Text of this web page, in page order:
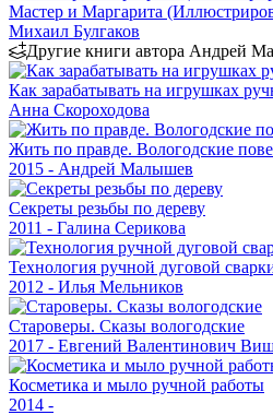
Мастер и Маргарита
Михаил Булгаков
Другие книги автора Андрей
Как зарабатывать на игрушках
Анна Скороходова
Жить по правде. Вологодские
2015 - Андрей Малышев
Секреты резьбы по дереву
2011 - Галина Серикова
Технология ручной дуговой
2012 - Илья Мельников
Староверы. Сказы вологодские
2017 - Евгений Валентинович
Косметика и мыло ручной работы
2014 -